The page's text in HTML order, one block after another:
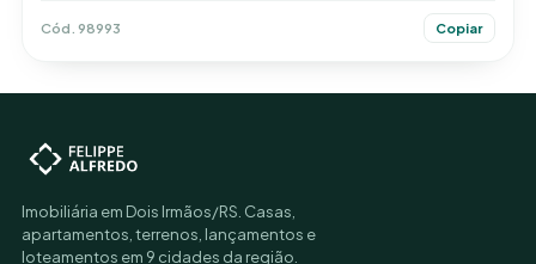
Cód. 98993 Copiar
Imobiliária em Dois Irmãos/RS. Casas,
apartamentos, terrenos, lançamentos e
loteamentos em 9 cidades da região.